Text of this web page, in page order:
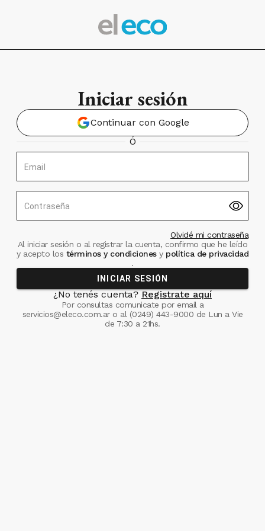
Iniciar sesión
Continuar con Google
Ó
Email
Contraseña
Olvidé mi contraseña
Al iniciar sesión o al registrar la cuenta, confirmo que he leído
y acepto los términos y condiciones ypolítica de privacidad
.
INICIAR SESIÓN
¿No tenés cuenta? Registrate aquí
Por consultas comunicate por email a
servicios@eleco.com.aro al (0249) 443-9000 de Lun a Vie
de 7:30 a 21hs.